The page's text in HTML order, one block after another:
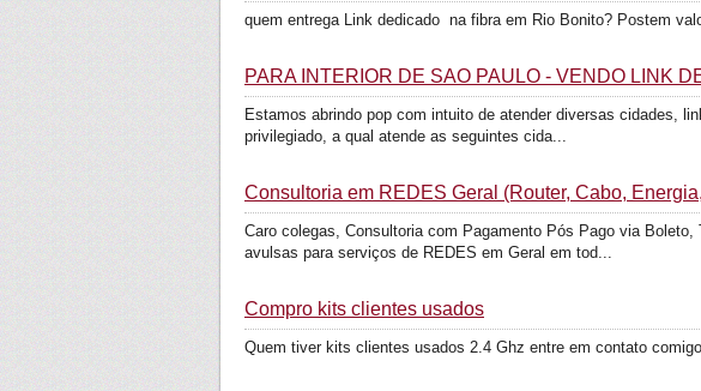
quem entrega Link dedicado na fibra em Rio Bonito? Postem
PARA INTERIOR DE SÃO PAULO - VENDO LINK
Estamos abrindo pop com intuito de atender diversas cidades,
privilegiado, a qual atende as seguintes cida...
Consultoria em REDES Geral (Router, Cabo,
Caro colegas, Consultoria com Pagamento Pós Pago via
avulsas para serviços de REDES em Geral em tod...
Compro kits clientes usados
Quem tiver kits clientes usados 2.4 Ghz entre em contato